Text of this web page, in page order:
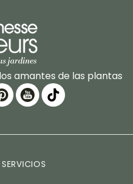
amantes de las plantas
SERVICIOS